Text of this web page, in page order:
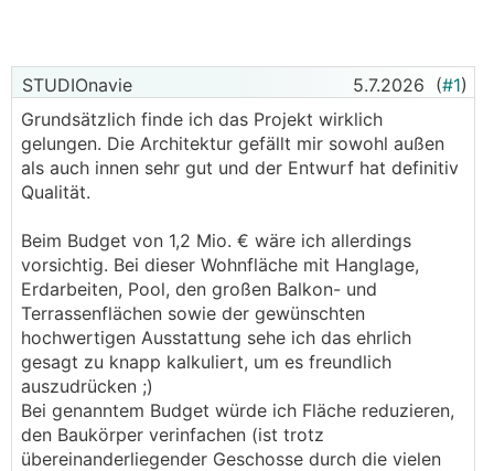
STUDIOnavie 5.7.2026 (#1)
Grundsätzlich finde ich das Projekt wirklich
gelungen. Die Architektur gefällt mir sowohl außen
als auch innen sehr gut und der Entwurf hat definitiv
Qualität.
Beim Budget von 1,2 Mio. € wäre ich allerdings
vorsichtig. Bei dieser Wohnfläche mit Hanglage,
Erdarbeiten, Pool, den großen Balkon- und
Terrassenflächen sowie der gewünschten
hochwertigen Ausstattung sehe ich das ehrlich
gesagt zu knapp kalkuliert, um es freundlich
auszudrücken ;)
Bei genanntem Budget würde ich Fläche reduzieren,
den Baukörper verinfachen (ist trotz
übereinanderliegender Geschosse durch die vielen